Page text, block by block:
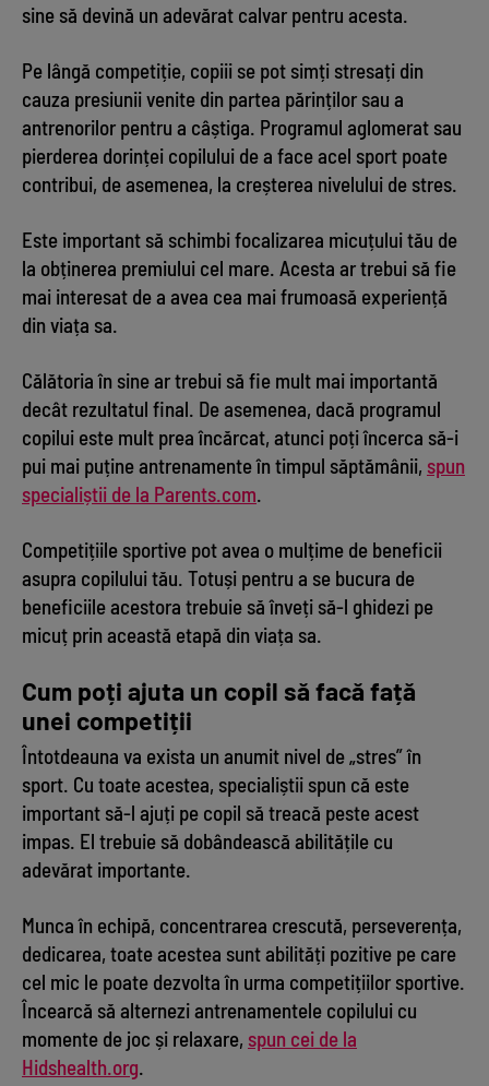
sine să devină un adevărat calvar pentru acesta.
Pe lângă competiție, copiii se pot simți stresați din
cauza presiunii venite din partea părinților sau a
antrenorilor pentru a câștiga. Programul aglomerat sau
pierderea dorinței copilului de a face acel sport poate
contribui, de asemenea, la creșterea nivelului de stres.
Este important să schimbi focalizarea micuțului tău de
la obținerea premiului cel mare. Acesta ar trebui să fie
mai interesat de a avea cea mai frumoasă experiență
din viața sa.
Călătoria în sine ar trebui să fie mult mai importantă
decât rezultatul final. De asemenea, dacă programul
copilui este mult prea încărcat, atunci poți încerca să-i
pui mai puține antrenamente în timpul săptămânii, spun
specialiștii de la Parents.com.
Competițiile sportive pot avea o mulțime de beneficii
asupra copilului tău. Totuși pentru a se bucura de
beneficiile acestora trebuie să înveți să-l ghidezi pe
micuț prin această etapă din viața sa.
Cum poți ajuta un copil să facă față
unei competiții
Întotdeauna va exista un anumit nivel de „stres” în
sport. Cu toate acestea, specialiștii spun că este
important să-l ajuți pe copil să treacă peste acest
impas. El trebuie să dobândească abilitățile cu
adevărat importante.
Munca în echipă, concentrarea crescută, perseverența,
dedicarea, toate acestea sunt abilități pozitive pe care
cel mic le poate dezvolta în urma competițiilor sportive.
Încearcă să alternezi antrenamentele copilului cu
momente de joc și relaxare, spun cei de la
Hidshealth.org.